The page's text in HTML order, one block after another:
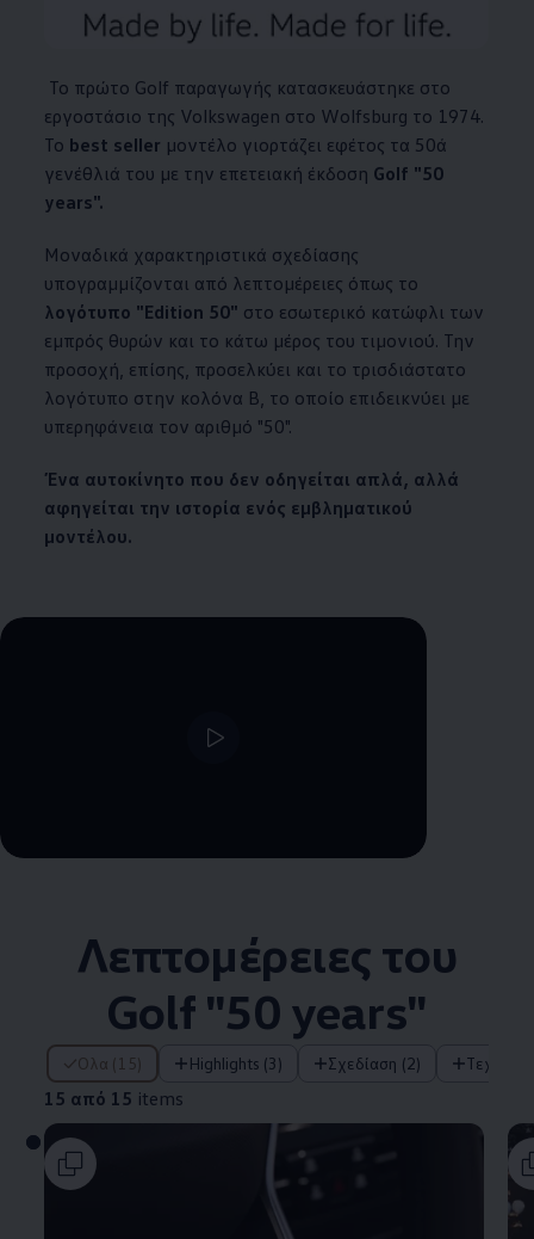
Το πρώτο Golf παραγωγής κατασκευάστηκε στο
εργοστάσιο της Volkswagen στο Wolfsburg το 1974.
Το best seller μοντέλο γιορτάζει εφέτος τα 50ά
γενέθλιά του με την επετειακή έκδοση Golf "50
years".
Μοναδικά χαρακτηριστικά σχεδίασης
υπογραμμίζονται από λεπτομέρειες όπως το
λογότυπο "Edition 50" στο εσωτερικό κατώφλι των
εμπρός θυρών και το κάτω μέρος του τιμονιού. Την
προσοχή, επίσης, προσελκύει και το τρισδιάστατο
λογότυπο στην κολόνα Β, το οποίο επιδεικνύει με
υπερηφάνεια τον αριθμό "50".
Ένα αυτοκίνητο που δεν οδηγείται απλά, αλλά
αφηγείται την ιστορία ενός εμβληματικού
μοντέλου.
Λεπτομέρειες του
Golf "50 years"
Όλα (15) Highlights (3) Σχεδίαση (2)
15 από 15 items
15 από 15 items